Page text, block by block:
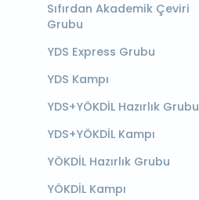
Sıfırdan Akademik Çeviri
Grubu
YDS Express Grubu
YDS Kampı
YDS+YÖKDİL Hazırlık Grubu
YDS+YÖKDİL Kampı
YÖKDİL Hazırlık Grubu
YÖKDİL Kampı